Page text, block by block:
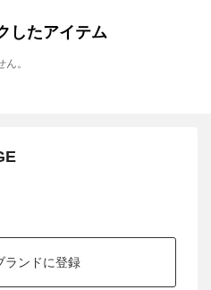
したアイテム
。
ランドに登録